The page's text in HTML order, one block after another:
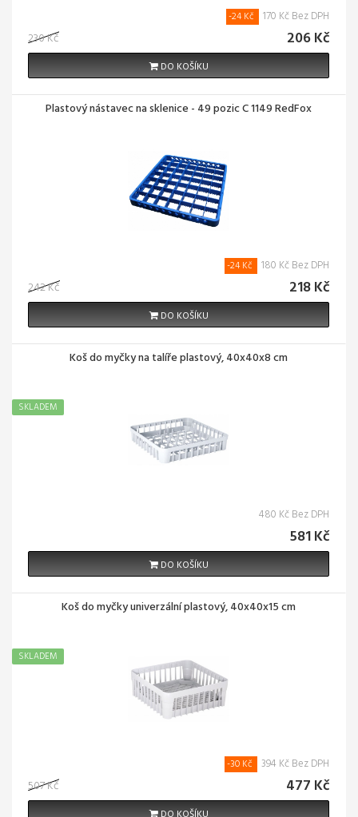
230 Kč
-24 Kč 170 Kč Bez DPH
206 Kč
DO KOŠÍKU
Plastový nástavec na sklenice - 49 pozic C 1149 RedFox
242 Kč
-24 Kč 180 Kč Bez DPH
218 Kč
DO KOŠÍKU
Koš do myčky na talíře plastový, 40x40x8 cm
SKLADEM
480 Kč Bez DPH
581 Kč
DO KOŠÍKU
Koš do myčky univerzální plastový, 40x40x15 cm
SKLADEM
507 Kč
-30 Kč 394 Kč Bez DPH
477 Kč